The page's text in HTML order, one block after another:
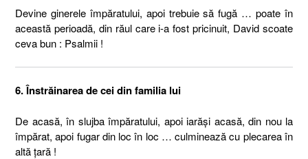
Devine ginerele împăratului, apoi trebuie să fugă … poate în
această perioadă, din răul care i-a fost pricinuit, David scoate
ceva bun : Psalmii !
6. Înstrăinarea de cei din familia lui
De acasă, în slujba împăratului, apoi iarăşi acasă, din nou la
împărat, apoi fugar din loc în loc … culminează cu plecarea în
altă ţară !